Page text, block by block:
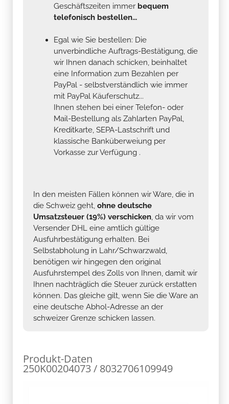
Geschäftszeiten immer bequem
telefonisch bestellen...
Egal wie Sie bestellen: Die
unverbindliche Auftrags-Bestätigung, die
wir Ihnen danach schicken, beinhaltet
eine Information zum Bezahlen per
PayPal - selbstverständlich wie immer
mit PayPal Käuferschutz...
Ihnen stehen bei einer Telefon- oder
Mail-Bestellung als Zahlarten PayPal,
Kreditkarte, SEPA-Lastschrift und
klassische Banküberweiung per
Vorkasse zur Verfügung .
In den meisten Fällen können wir Ware, die in
die Schweiz geht, ohne deutsche
Umsatzsteuer (19%) verschicken, da wir vom
Versender DHL eine amtlich gültige
Ausfuhrbestätigung erhalten. Bei
Selbstabholung in Lahr/Schwarzwald,
benötigen wir hingegen den original
Ausfuhrstempel des Zolls von Ihnen, damit wir
Ihnen nachträglich die Steuer zurück erstatten
können. Das gleiche gilt, wenn Sie die Ware an
eine deutsche Abhol-Adresse an der
schweizer Grenze schicken lassen.
Produkt-Daten
250K00204073 / 8032706109949